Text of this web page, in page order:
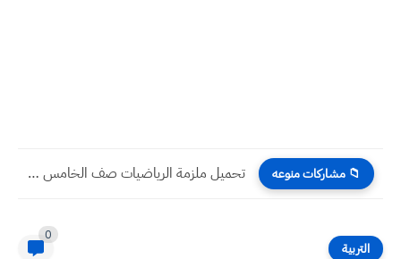
📁 مشاركات منوعه تحميل ملزمة العلوم صف السادس الابتدائي 2026
التربية
0